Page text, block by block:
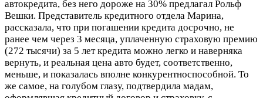
автокредита, без него дороже на 30% предлагал Рольф
Вешки. Представитель кредитного отдела Марина,
рассказала, что при погашении кредита досрочно, не
ранее чем через 3 месяца, уплаченную страховую премию
(272 тысячи) за 5 лет кредита можно легко и наверняка
вернуть, и реальная цена авто будет, соответственно,
меньше, и показалась вполне конкурентноспособной. То
же самое, на голубом глазу, подтвердила мадам,